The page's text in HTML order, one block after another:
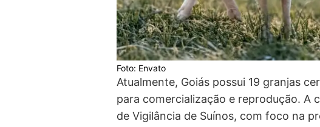
Foto: Envato
Atualmente, Goiás possui 19 granjas
para comercialização e reprodução. A
de Vigilância de Suínos, com foco na